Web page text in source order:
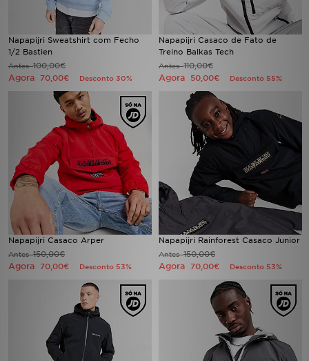
Napapijri Sweatshirt com Fecho
1/2 Bastien
Antes100,00€
Agora 70,00€ Desconto 30%
Napapijri Casaco de Fato de
Treino Balkas Tech
Antes110,00€
Agora 50,00€ Desconto 55%
Napapijri Casaco Arper
Antes150,00€
Agora 70,00€ Desconto 53%
Napapijri Rainforest Casaco Junior
Antes150,00€
Agora 70,00€ Desconto 53%